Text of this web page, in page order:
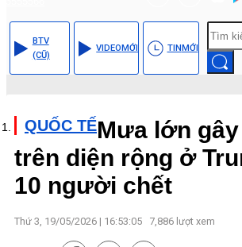
BTV
(CŨ)
VIDEOMỚI TINMỚI
QUỐC TẾMưa lớn
trên diện rộng ở
10 người chết
Thứ 3, 19/05/2026 | 16:53:05 7,886 lượt xem